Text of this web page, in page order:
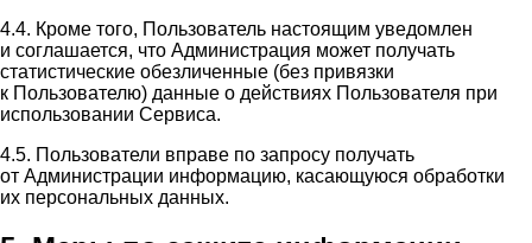
4.4. Кроме того, Пользователь настоящим уведомлен
и соглашается, что Администрация может получать
статистические обезличенные (без привязки
к Пользователю) данные о действиях Пользователя при
использовании Сервиса.
4.5. Пользователи вправе по запросу получать
от Администрации информацию, касающуюся обработки
их персональных данных.